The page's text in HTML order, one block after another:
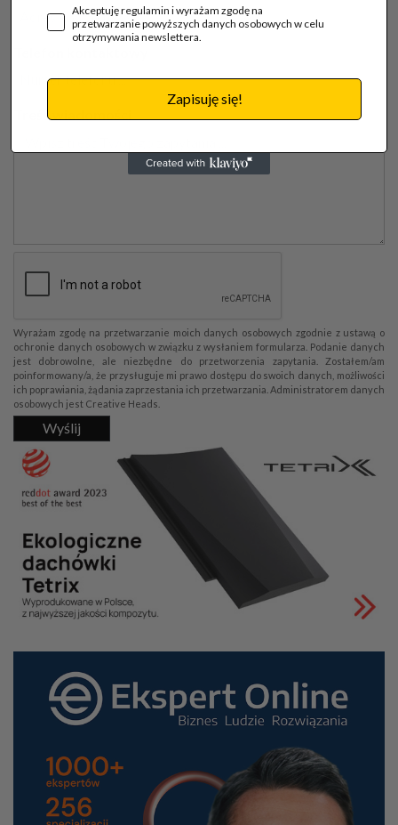
Treść wiadomości
Wyrażam zgodę na przetwarzanie moich danych osobowych zgodnie z ustawą o
ochronie danych osobowych w związku z wysłaniem formularza. Podanie danych
jest dobrowolne, ale niezbędne do przetworzenia zapytania. Zostałem/am
poinformowany/a, że przysługuje mi prawo dostępu do swoich danych, możliwości
ich poprawiania, żądania zaprzestania ich przetwarzania. Administratorem danych
osobowych jest Creative Heads.
Wyślij
Akceptuję regulamin i wyrażam zgodę na
przetwarzanie powyższych danych osobowych w celu
otrzymywania newslettera.
Zapisuję się!